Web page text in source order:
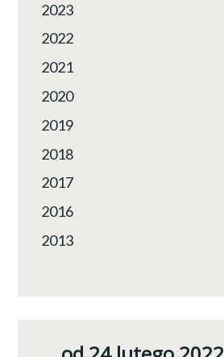
2023
2022
2021
2020
2019
2018
2017
2016
2013